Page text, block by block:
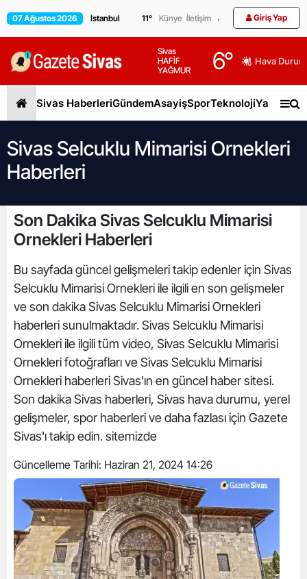
07 Ağustos 2026 11° Künye İletişim Giriş Yap
Sivas
HAFİF
YAĞMUR
6° Hava
Sivas HaberleriGündemAsayişSporTeknolojiYaşam
Sivas Selcuklu Mimarisi Ornekleri
Haberleri
Son Dakika Sivas Selcuklu Mimarisi
Ornekleri Haberleri
Bu sayfada güncel gelişmeleri takip edenler için Sivas
Selcuklu Mimarisi Ornekleri ile ilgili en son gelişmeler
ve son dakika Sivas Selcuklu Mimarisi Ornekleri
haberleri sunulmaktadır. Sivas Selcuklu Mimarisi
Ornekleri ile ilgili tüm video, Sivas Selcuklu Mimarisi
Ornekleri fotoğrafları ve Sivas Selcuklu Mimarisi
Ornekleri haberleri Sivas'ın en güncel haber sitesi.
Son dakika Sivas haberleri, Sivas hava durumu, yerel
gelişmeler, spor haberleri ve daha fazlası için Gazete
Sivas'ı takip edin. sitemizde
Güncelleme Tarihi: Haziran 21, 2024 14:26